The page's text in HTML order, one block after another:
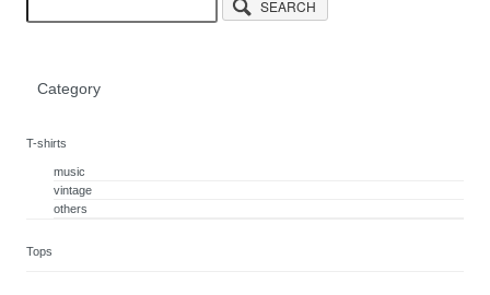
SEARCH
Category
T-shirts
music
vintage
others
Tops